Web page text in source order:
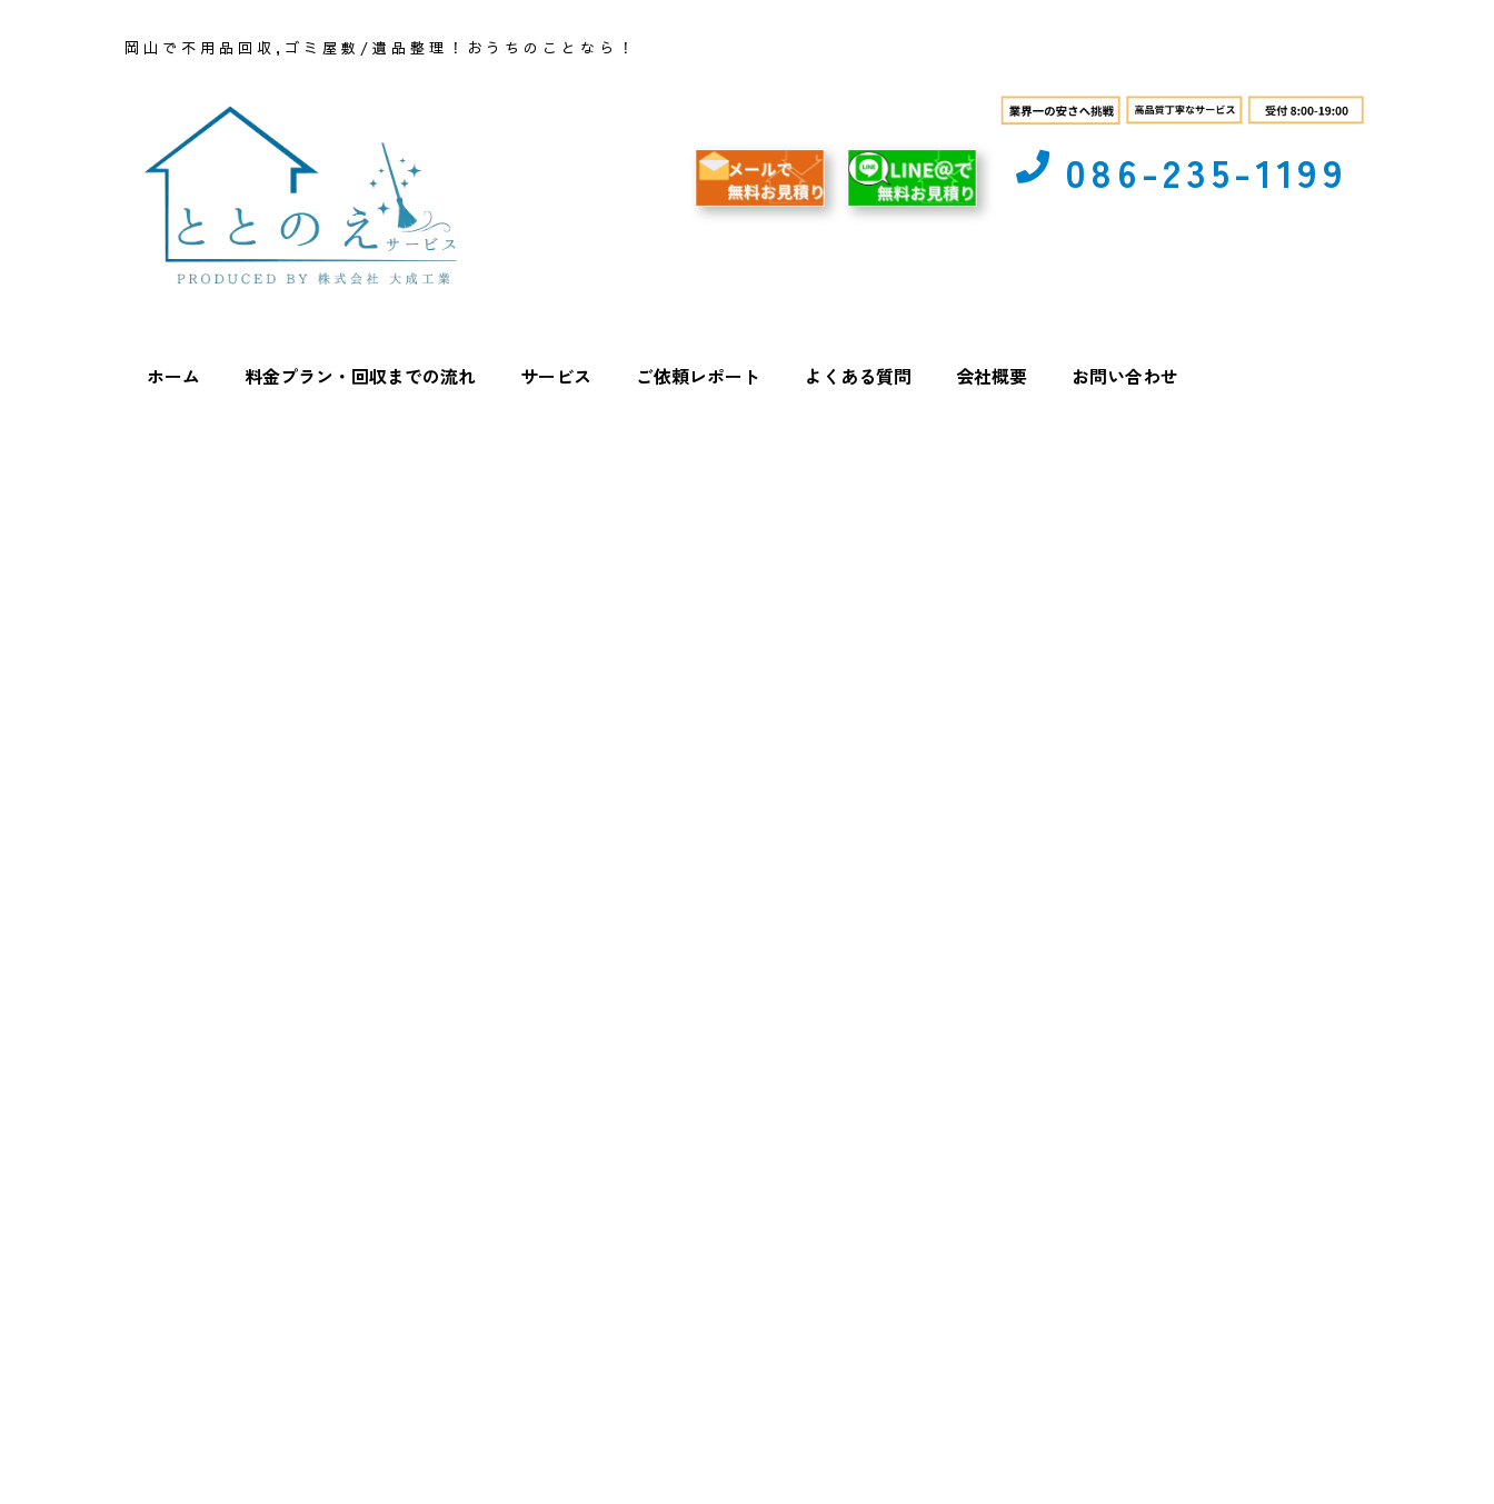
岡山で不用品回収,ゴミ屋敷/遺品整理！おうちのことなら！
086-235-1199
ホーム 料金プラン・回収までの流れ サービス ご依頼レポート よくある質問 会社概要 お問い合わせ